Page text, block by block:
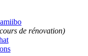
de rénovation)